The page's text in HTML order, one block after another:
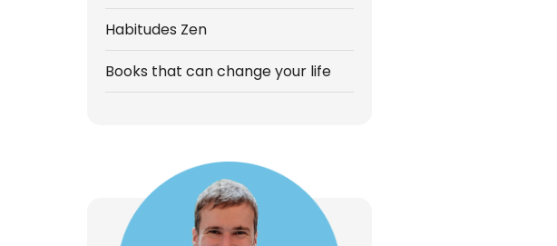
Habitudes Zen
Books that can change your life